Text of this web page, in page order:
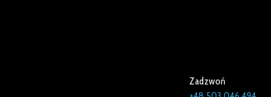
Zadzwoń